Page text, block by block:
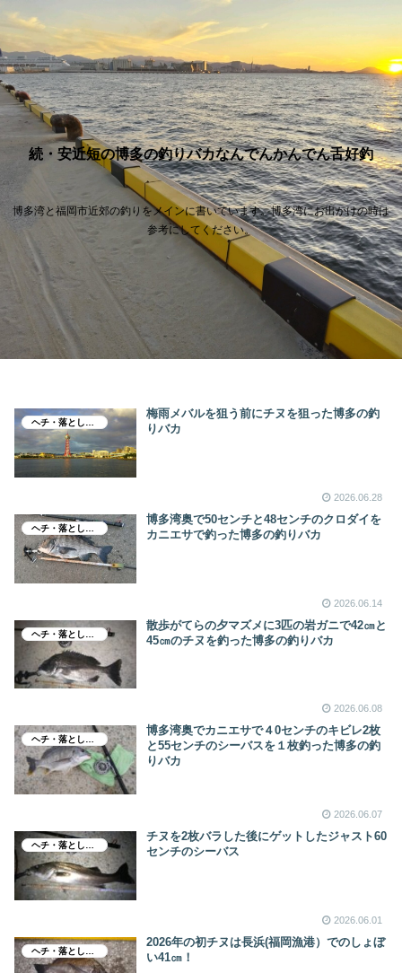
続・安近短の博多の釣りバカなんでんかんでん舌好釣
博多湾と福岡市近郊の釣りをメインに書いています。博多湾にお出かけの時は
参考にしてください。
梅雨メバルを狙う前にチヌを狙った博多の釣
りバカ
2026.06.28
博多湾奥で50センチと48センチのクロダイを
カニエサで釣った博多の釣りバカ
2026.06.14
散歩がてらの夕マズメに3匹の岩ガニで42㎝と
45㎝のチヌを釣った博多の釣りバカ
2026.06.08
ヘチ・落とし込み釣り
博多湾奥でカニエサで４0センチのキビレ2枚
と55センチのシーバスを１枚釣った博多の釣
りバカ
2026.06.07
チヌを2枚バラした後にゲットしたジャスト60
センチのシーバス
2026.06.01
2026年の初チヌは長浜(福岡漁港）でのしょぼ
い41㎝！